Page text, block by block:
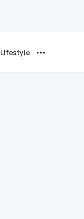
Lifestyle